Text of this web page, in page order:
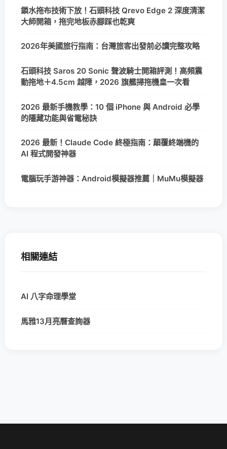
鎖水拖布技術下放！石頭科技 Qrevo Edge 2 深度清潔
大師開箱，拖完地板赤腳踩也乾爽
2026年美國旅行指南：台灣旅客出發前必讀完整攻略
石頭科技 Saros 20 Sonic 聲波騎士開箱評測！高頻震
動拖地＋4.5cm 越障，2026 旗艦掃拖機皇一次看
2026 最新手機教學：10 個 iPhone 與 Android 必學
的隱藏功能與省電秘訣
2026 最新！Claude Code 終極指南：顛覆終端機的
AI 程式開發神器
電腦玩手游神器：Android模擬器推薦｜MuMu模擬器
相關連結
AI 八字命理學堂
馬雅13月亮曆查詢器